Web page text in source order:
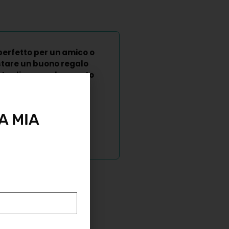
per un amico o
un buono regalo
e regala questo
sconto di pari
o qualsiasi altro
MIA